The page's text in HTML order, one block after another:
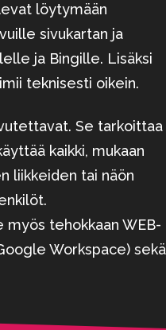
löytymään
sivukartan ja
ja Bingille. Lisäksi
teknisesti oikein.
Se tarkoittaa
kaikki, mukaan
liikkeiden tai näön
tehokkaan WEB-
Workspace) sekä